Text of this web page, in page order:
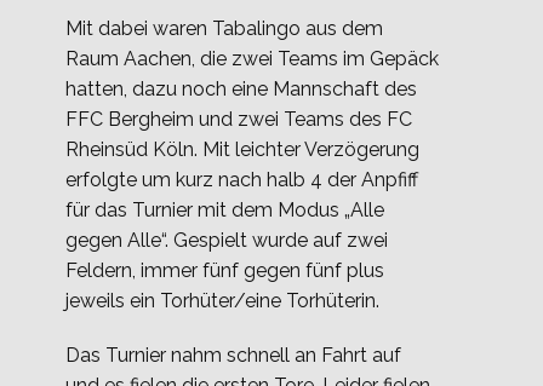
Mit dabei waren Tabalingo aus dem
Raum Aachen, die zwei Teams im Gepäck
hatten, dazu noch eine Mannschaft des
FFC Bergheim und zwei Teams des FC
Rheinsüd Köln. Mit leichter Verzögerung
erfolgte um kurz nach halb 4 der Anpfiff
für das Turnier mit dem Modus „Alle
gegen Alle“. Gespielt wurde auf zwei
Feldern, immer fünf gegen fünf plus
jeweils ein Torhüter/eine Torhüterin.
Das Turnier nahm schnell an Fahrt auf